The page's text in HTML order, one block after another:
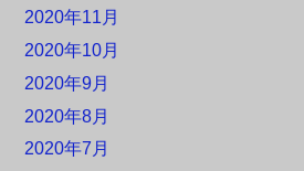
2020年11月
2020年10月
2020年9月
2020年8月
2020年7月